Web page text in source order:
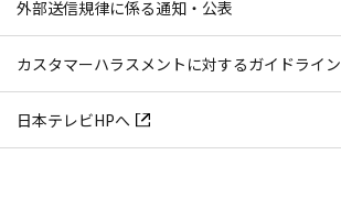
外部送信規律に係る通知・公表
カスタマーハラスメントに対するガイドライン
日本テレビHPへ